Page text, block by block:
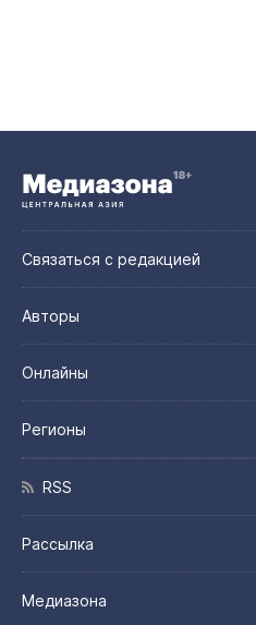
Связаться с редакцией
Авторы
Онлайны
Регионы
RSS
Рассылка
Медиазона